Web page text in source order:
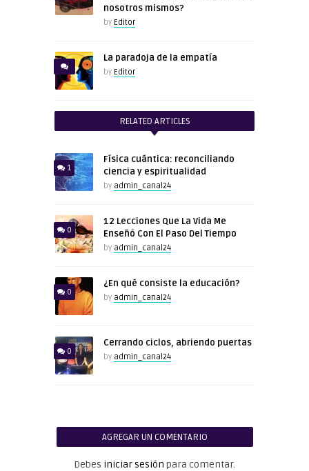
nosotros mismos?
by Editor
La paradoja de la empatía
by Editor
RELATED ARTICLES
1
Física cuántica: reconciliando
ciencia y espiritualidad
by admin_canal24
0
12 Lecciones Que La Vida Me
Enseñó Con El Paso Del Tiempo
by admin_canal24
0
¿En qué consiste la educación?
by admin_canal24
0
Cerrando ciclos, abriendo puertas
by admin_canal24
AGREGAR UN COMENTARIO
Debes iniciar sesión para comentar.